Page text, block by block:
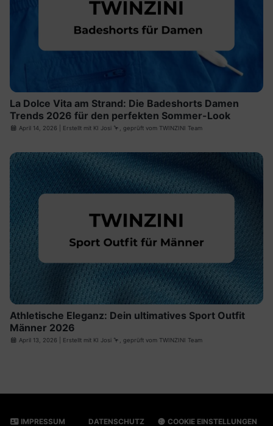
La Dolce Vita am Strand: Die Badeshorts Damen
Trends 2026 für den perfekten Sommer-Look
April 14, 2026 | Erstellt mit KI Josi 🦩, geprüft vom TWINZINI Team
Athletische Eleganz: Dein ultimatives Sport Outfit
Männer 2026
April 13, 2026 | Erstellt mit KI Josi 🦩, geprüft vom TWINZINI Team
IMPRESSUM DATENSCHUTZ COOKIE EINSTELLUNGEN